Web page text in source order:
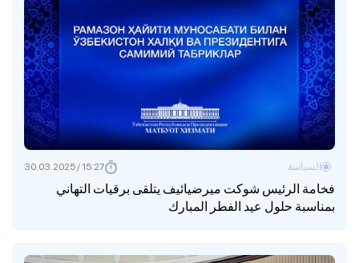
فخامة الرئيس شوكت ميرضيائيف يتلقى برقيات التهاني
بمناسبة حلول عيد الفطر المبارك
السياسة 15:27 / 30.03.2025